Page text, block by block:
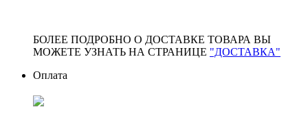
БОЛЕЕ ПОДРОБНО О ДОСТАВКЕ ТОВАРА ВЫ
МОЖЕТЕ УЗНАТЬ НА СТРАНИЦЕ "ДОСТАВКА"
Оплата